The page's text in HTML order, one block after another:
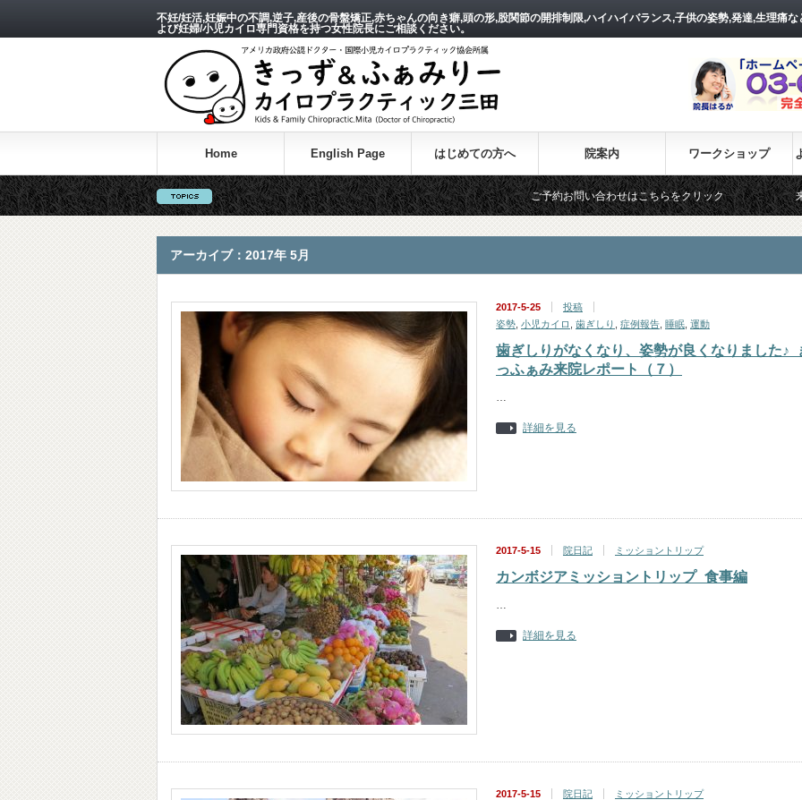
不妊/妊活,妊娠中の不調,逆子,産後の骨盤矯正,赤ちゃんの向き癖,頭の形,股関節の開排制限,ハイハイバランス,子供の姿勢,発達,生理痛
よび妊婦/小児カイロ専門資格を持つ女性院長にご相談ください。
Home English Page はじめての方へ 院案内 ワークショップ
ご予約お問い合わせはこちらをクリック 来院されたお客様
アーカイブ：2017年 5月
2017-5-25
投稿
姿勢 小児カイロ 歯ぎしり 症例報告 睡眠 運動
歯ぎしりがなくなり、姿勢が良くなりました♪_
っふぁみ来院レポート（７）
…
詳細を見る
2017-5-15 院日記 ミッショントリップ
カンボジアミッショントリップ_食事編
…
詳細を見る
2017-5-15 院日記 ミッショントリップ